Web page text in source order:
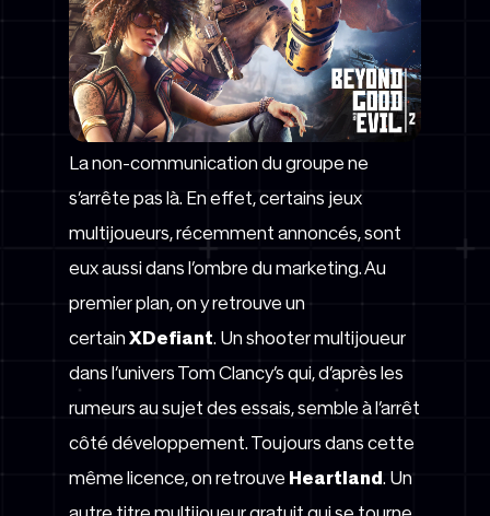
La non-communication du groupe ne
s’arrête pas là. En effet, certains jeux
multijoueurs, récemment annoncés, sont
eux aussi dans l’ombre du marketing. Au
premier plan, on y retrouve un
certain XDefiant. Un shooter multijoueur
dans l’univers Tom Clancy’s qui, d’après les
rumeurs au sujet des essais, semble à l’arrêt
côté développement. Toujours dans cette
même licence, on retrouve Heartland. Un